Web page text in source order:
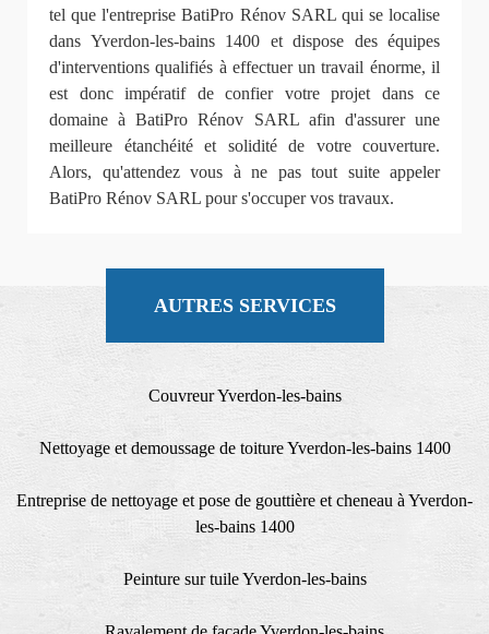
tel que l'entreprise BatiPro Rénov SARL qui se localise
dans Yverdon-les-bains 1400 et dispose des équipes
d'interventions qualifiés à effectuer un travail énorme, il
est donc impératif de confier votre projet dans ce
domaine à BatiPro Rénov SARL afin d'assurer une
meilleure étanchéité et solidité de votre couverture.
Alors, qu'attendez vous à ne pas tout suite appeler
BatiPro Rénov SARL pour s'occuper vos travaux.
AUTRES SERVICES
Couvreur Yverdon-les-bains
Nettoyage et demoussage de toiture Yverdon-les-bains 1400
Entreprise de nettoyage et pose de gouttière et cheneau à Yverdon-
les-bains 1400
Peinture sur tuile Yverdon-les-bains